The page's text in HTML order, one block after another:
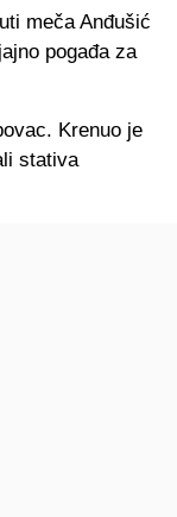
meča Anđušić
pogađa za
Krenuo je
stativa